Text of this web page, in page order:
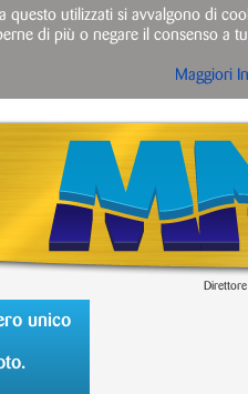
unico
questo utilizzati si avvalgono di
di più o negare il consenso a
Maggiori